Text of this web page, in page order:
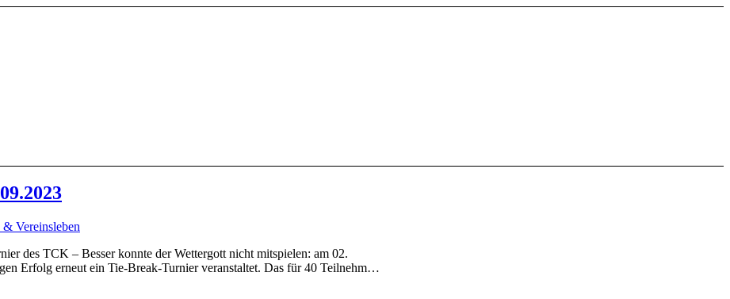
Vereinsleben
des TCK – Besser konnte der Wettergott nicht mitspielen: am 02.
Erfolg erneut ein Tie-Break-Turnier veranstaltet. Das für 40 Teilnehm…